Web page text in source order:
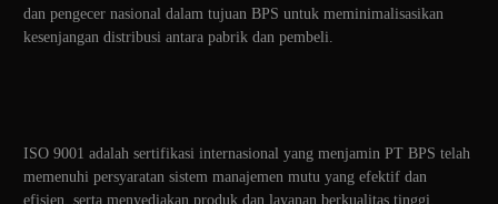
dan pengecer nasional dalam tujuan BPS untuk meminimalisasikan
kesenjangan distribusi antara pabrik dan pembeli.
ISO 9001 adalah sertifikasi internasional yang menjamin PT BPS telah
memenuhi persyaratan sistem manajemen mutu yang efektif dan
efisien, serta menyediakan produk dan layanan berkualitas tinggi.